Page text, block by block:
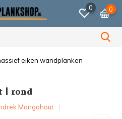
0 0
eiken wandplanken
| rond
Mangohout